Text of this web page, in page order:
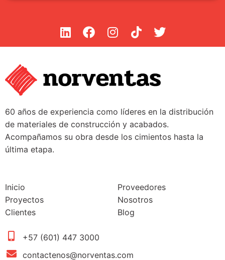
60 años de experiencia como líderes en la distribución
de materiales de construcción y acabados.
Acompañamos su obra desde los cimientos hasta la
última etapa.
Inicio
Proyectos
Clientes
Proveedores
Nosotros
Blog
+57 (601) 447 3000
contactenos@norventas.com